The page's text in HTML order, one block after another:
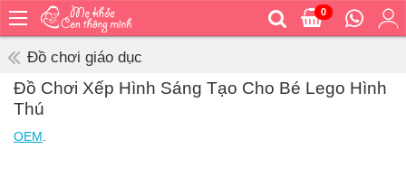
0
Bé
ăn
vệ
Đồ chơi giáo dục
Đồ Chơi Xếp Hình Sáng Tạo Cho Bé Lego Hình
Thú
OEM